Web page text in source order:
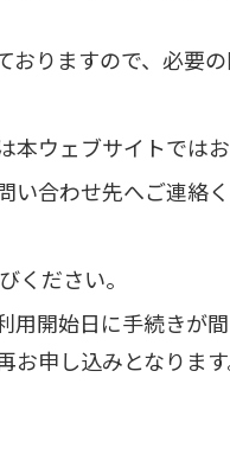
りますので、必要
ウェブサイトではお
合わせ先へご連絡く
ください。
開始日に手続きが
申し込みとなりま